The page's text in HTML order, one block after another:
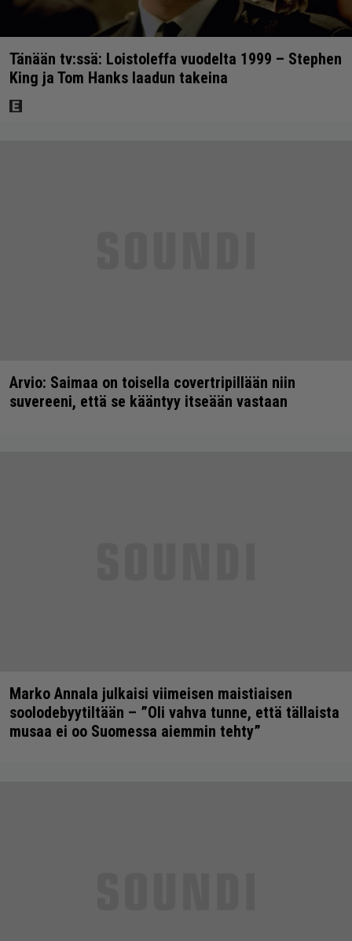
Tänään tv:ssä: Loistoleffa vuodelta 1999 – Stephen
King ja Tom Hanks laadun takeina
Arvio: Saimaa on toisella covertripillään niin
suvereeni, että se kääntyy itseään vastaan
Marko Annala julkaisi viimeisen maistiaisen
soolodebyytiltään – ”Oli vahva tunne, että tällaista
musaa ei oo Suomessa aiemmin tehty”